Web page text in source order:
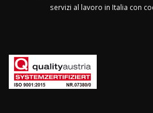
servizi al lavoro in Italia con